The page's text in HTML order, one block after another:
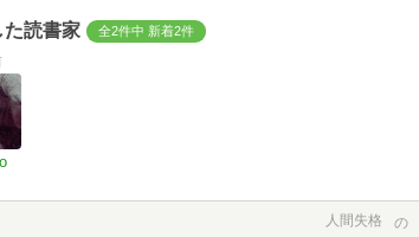
た読書家 全2件中 新着2件
人間失格 の